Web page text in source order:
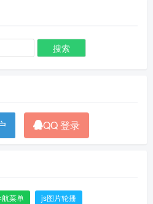
QQ 登录
菜单
js图片轮播